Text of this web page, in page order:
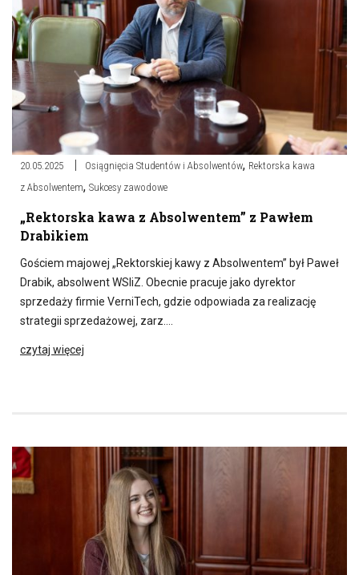
20.05.2025 Osiągnięcia Studentów i Absolwentów, Rektorska kawa
z Absolwentem, Sukcesy zawodowe
„Rektorska kawa z Absolwentem” z Pawłem
Drabikiem
Gościem majowej „Rektorskiej kawy z Absolwentem” był Paweł
Drabik, absolwent WSIiZ. Obecnie pracuje jako dyrektor
sprzedaży firmie VerniTech, gdzie odpowiada za realizację
strategii sprzedażowej, zarz….
czytaj więcej